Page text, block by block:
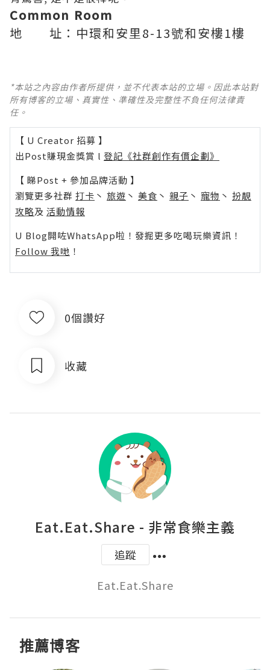
Common Room
地 址：中環和安里8-13號和安樓1樓
*本站之內容由作者所提供，並不代表本站的立場。因此本站對
所有博客的立場、真實性、準確性及完整性不負任何法律責
任。
【 U Creator 招募 】
出Post賺現金獎賞 l 登記《社群創作有價企劃》
【 睇Post + 參加品牌活動 】
瀏覽更多社群 打卡 丶 旅遊 丶 美食 丶 親子 丶 寵物 丶 扮靚
攻略及 活動情報
U Blog開咗WhatsApp啦！發掘更多吃喝玩樂資訊！
Follow 我哋 ！
0個讚好
收藏
Eat.Eat.Share - 非常食樂主義
追蹤
Eat.Eat.Share
推薦博客